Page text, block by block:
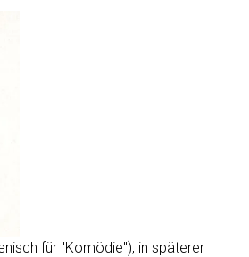
für "Komödie"), in späterer